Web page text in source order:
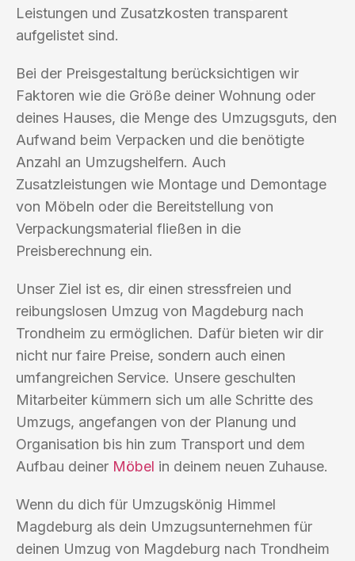
Leistungen und Zusatzkosten transparent
aufgelistet sind.
Bei der Preisgestaltung berücksichtigen wir
Faktoren wie die Größe deiner Wohnung oder
deines Hauses, die Menge des Umzugsguts, den
Aufwand beim Verpacken und die benötigte
Anzahl an Umzugshelfern. Auch
Zusatzleistungen wie Montage und Demontage
von Möbeln oder die Bereitstellung von
Verpackungsmaterial fließen in die
Preisberechnung ein.
Unser Ziel ist es, dir einen stressfreien und
reibungslosen Umzug von Magdeburg nach
Trondheim zu ermöglichen. Dafür bieten wir dir
nicht nur faire Preise, sondern auch einen
umfangreichen Service. Unsere geschulten
Mitarbeiter kümmern sich um alle Schritte des
Umzugs, angefangen von der Planung und
Organisation bis hin zum Transport und dem
Aufbau deiner Möbel in deinem neuen Zuhause.
Wenn du dich für Umzugskönig Himmel
Magdeburg als dein Umzugsunternehmen für
deinen Umzug von Magdeburg nach Trondheim